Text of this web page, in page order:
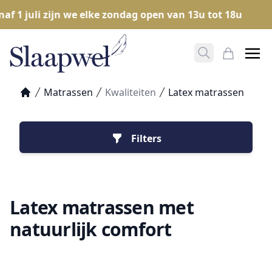
1 juli zijn we elke zondag open van 13u tot 18u
ZoekenMijn
Matrassen Kwaliteiten Latex matrassen
Filters
Latex matrassen met
natuurlijk comfort